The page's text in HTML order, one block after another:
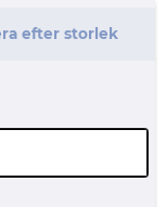
efter storlek